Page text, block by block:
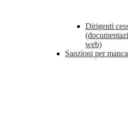
Dirigenti
web)
Sanzioni per